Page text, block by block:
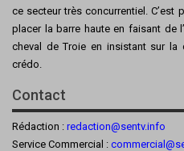
ce secteur très concurrentiel.
placer la barre haute en faisant de
cheval de Troie en insistant sur
crédo.
Contact
Rédaction : redaction@sentv.info
Service Commercial :